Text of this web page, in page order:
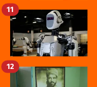
11
12